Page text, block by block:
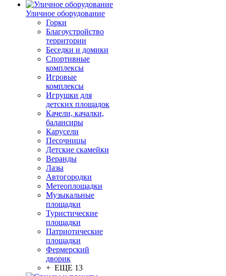
Уличное оборудование
Горки
Благоустройство
территории
Беседки и домики
Спортивные
комплексы
Игровые
комплексы
Игрушки для
детских площадок
Качели, качалки,
балансиры
Карусели
Песочницы
Детские скамейки
Веранды
Лазы
Автогородки
Метеоплощадки
Музыкальные
площадки
Туристические
площадки
Патриотические
площадки
Фермерский
дворик
+ ЕЩЕ 13